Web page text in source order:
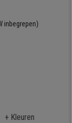
inbegrepen)
+ Kleuren